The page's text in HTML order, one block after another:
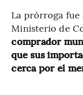
La prórroga
Ministerio de
comprador
que sus
cerca por el